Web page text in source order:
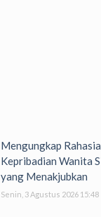
Mengungkap
Kepribadian Wanita
yang Menakjubkan
Senin, 3 Agustus 2026 15:48